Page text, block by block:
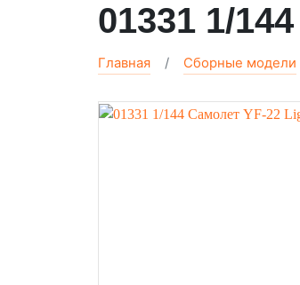
01331 1/
Главная Сборные модели